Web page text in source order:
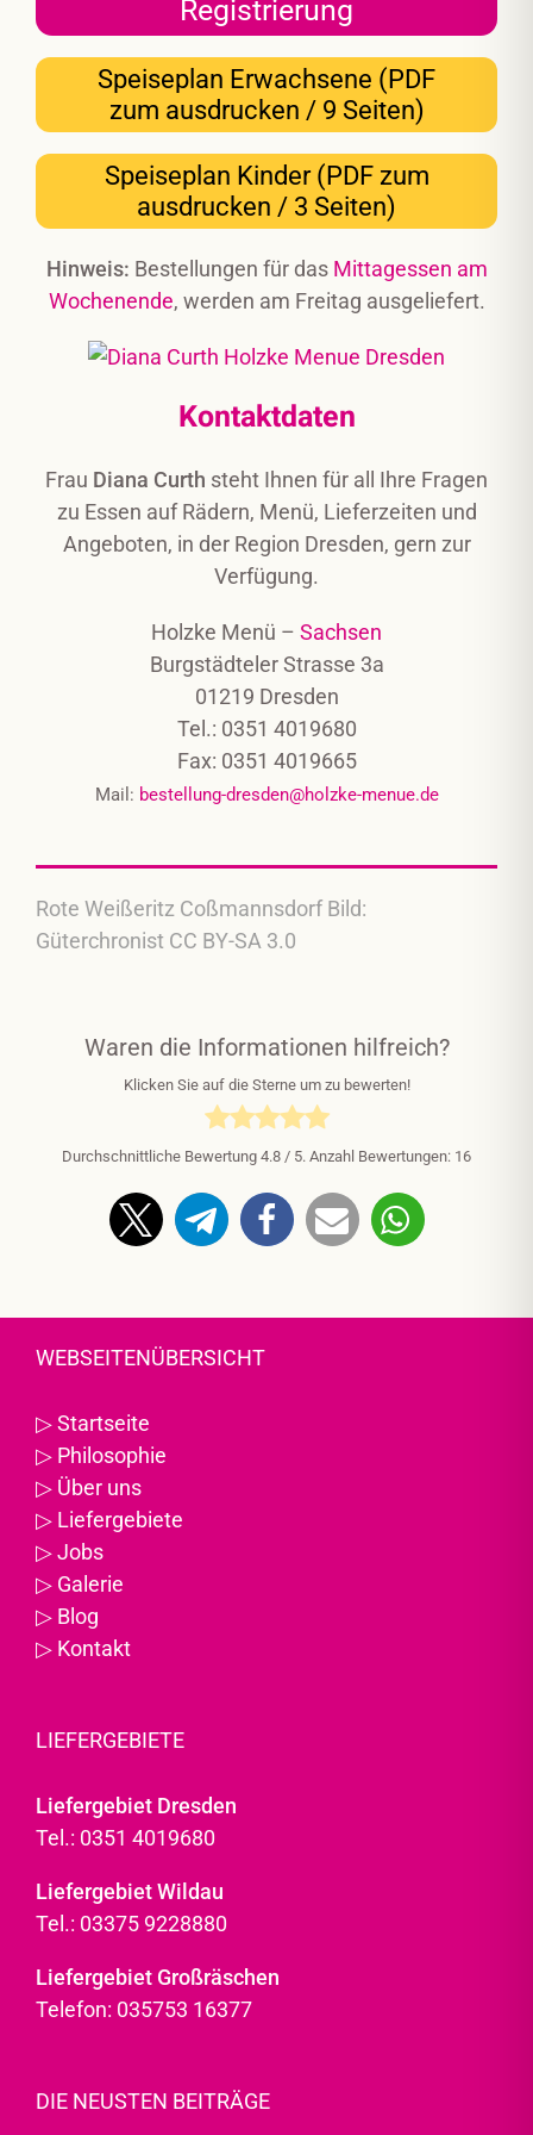
Registrierung
Speiseplan Erwachsene (PDF
zum ausdrucken / 9 Seiten)
Speiseplan Kinder (PDF zum
ausdrucken / 3 Seiten)
Hinweis: Bestellungen für das Mittagessen am
Wochenende, werden am Freitag ausgeliefert.
Kontaktdaten
Frau Diana Curth steht Ihnen für all Ihre Fragen
zu Essen auf Rädern, Menü, Lieferzeiten und
Angeboten, in der Region Dresden, gern zur
Verfügung.
Holzke Menü – Sachsen
Burgstädteler Strasse 3a
01219 Dresden
Tel.: 0351 4019680
Fax: 0351 4019665
Mail: bestellung-dresden@holzke-menue.de
Rote Weißeritz Coßmannsdorf Bild:
Güterchronist CC BY-SA 3.0
Waren die Informationen hilfreich?
Klicken Sie auf die Sterne um zu bewerten!
Durchschnittliche Bewertung 4.8 / 5. Anzahl Bewertungen: 16
WEBSEITENÜBERSICHT
▷Startseite
▷ Philosophie
▷ Über uns
▷ Liefergebiete
▷Jobs
▷ Galerie
▷ Blog
▷ Kontakt
LIEFERGEBIETE
Liefergebiet Dresden
Tel.: 0351 4019680
Liefergebiet Wildau
Tel.: 03375 9228880
Liefergebiet Großräschen
Telefon: 035753 16377
DIE NEUSTEN BEITRÄGE